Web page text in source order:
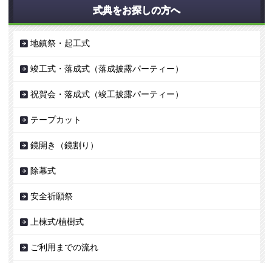
式典をお探しの方へ
地鎮祭・起工式
竣工式・落成式（落成披露パーティー）
祝賀会・落成式（竣工披露パーティー）
テープカット
鏡開き（鏡割り）
除幕式
安全祈願祭
上棟式/植樹式
ご利用までの流れ